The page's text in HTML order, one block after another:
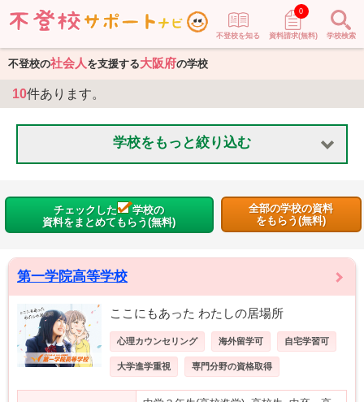
不登校を知る 資料請求(無料)
0
学校検索
不登校の社会人 を支援する大阪府の学校
10件あります。
学校をもっと絞り込む
チェックした
学校の
資料をまとめてもらう(無料)
全部の学校の資料
をもらう(無料)
第一学院高等学校
ここにもあった わたしの居場所
心理カウンセリング 海外留学可 自宅学習可
大学進学重視 専門分野の資格取得